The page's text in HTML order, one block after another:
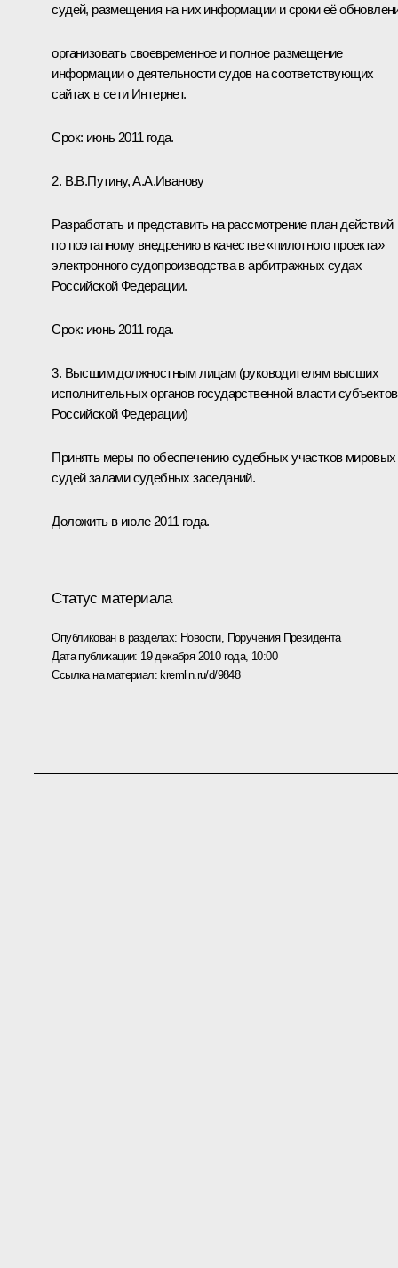
судей, размещения на них информации и сроки её
организовать своевременное и полное размещение
информации о деятельности судов на соответствующих
сайтах в сети Интернет.
Срок: июнь 2011 года.
2. В.В.Путину, А.А.Иванову
Разработать и представить на рассмотрение план действий
по поэтапному внедрению в качестве «пилотного проекта»
электронного судопроизводства в арбитражных судах
Российской Федерации.
Срок: июнь 2011 года.
3. Высшим должностным лицам (руководителям высших
исполнительных органов государственной власти субъектов
Российской Федерации)
Принять меры по обеспечению судебных участков мировых
судей залами судебных заседаний.
Доложить в июле 2011 года.
Статус материала
Опубликован в разделах: Новости, Поручения Президента
Дата публикации: 19 декабря 2010 года, 10:00
Ссылка на материал: kremlin.ru/d/9848